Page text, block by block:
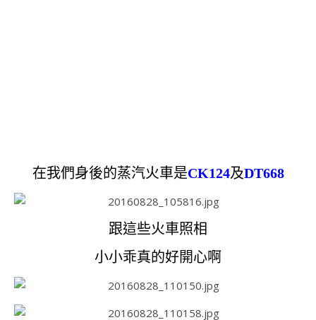
在我們身後的蒸汽火車是CK124及DT668
跟這些火車照相
小小乖真的好開心啊